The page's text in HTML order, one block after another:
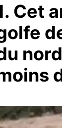
Cet